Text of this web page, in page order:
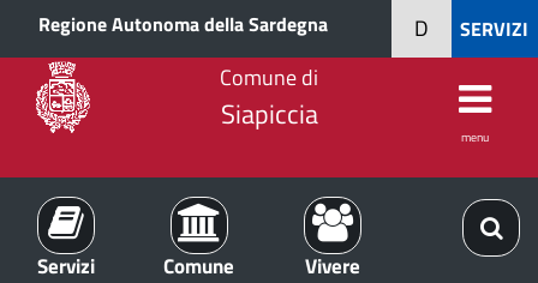
Regione Autonoma della Sardegna SERVIZI
D
Comune di
Siapiccia
menu
Servizi Comune Vivere